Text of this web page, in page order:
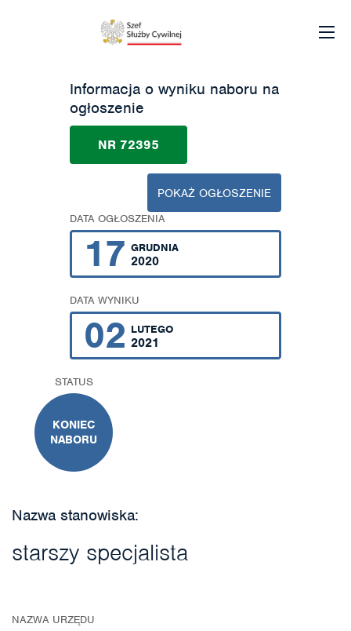
Informacja o wyniku naboru na
ogłoszenie
NR 72395
POKAŻ OGŁOSZENIE
DATA OGŁOSZENIA
17 GRUDNIA
2020
DATA WYNIKU
02 LUTEGO
2021
STATUS
KONIEC
NABORU
Nazwa stanowiska:
starszy specjalista
NAZWA URZĘDU